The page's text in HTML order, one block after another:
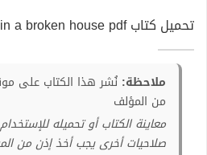
تحميل كتاب Maturing in a broken house pdf
ملاحظة: نُشر هذا الكتاب على
من المؤلف
معاينة الكتاب أو تحميله
صلاحيات أخرى يجب أخذ إذن من